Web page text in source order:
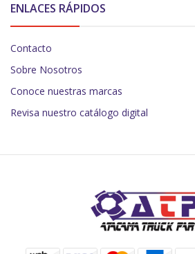
ENLACES RÁPIDOS
Contacto
Sobre Nosotros
Conoce nuestras marcas
Revisa nuestro catálogo digital